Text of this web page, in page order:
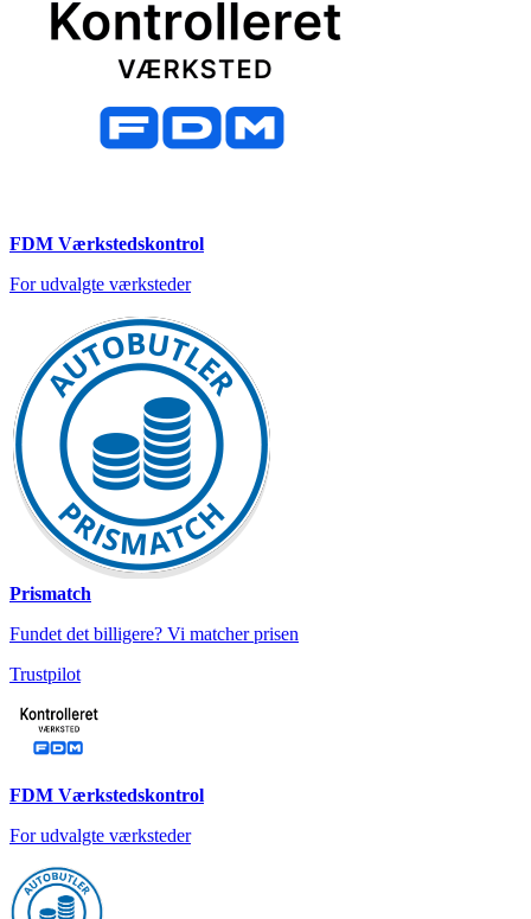
FDM Værkstedskontrol
For udvalgte værksteder
Prismatch
Fundet det billigere? Vi matcher prisen
Trustpilot
FDM Værkstedskontrol
For udvalgte værksteder